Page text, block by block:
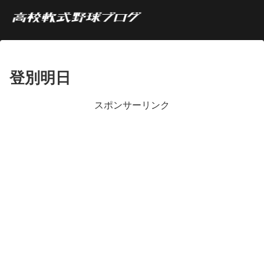
登別明日
スポンサーリンク